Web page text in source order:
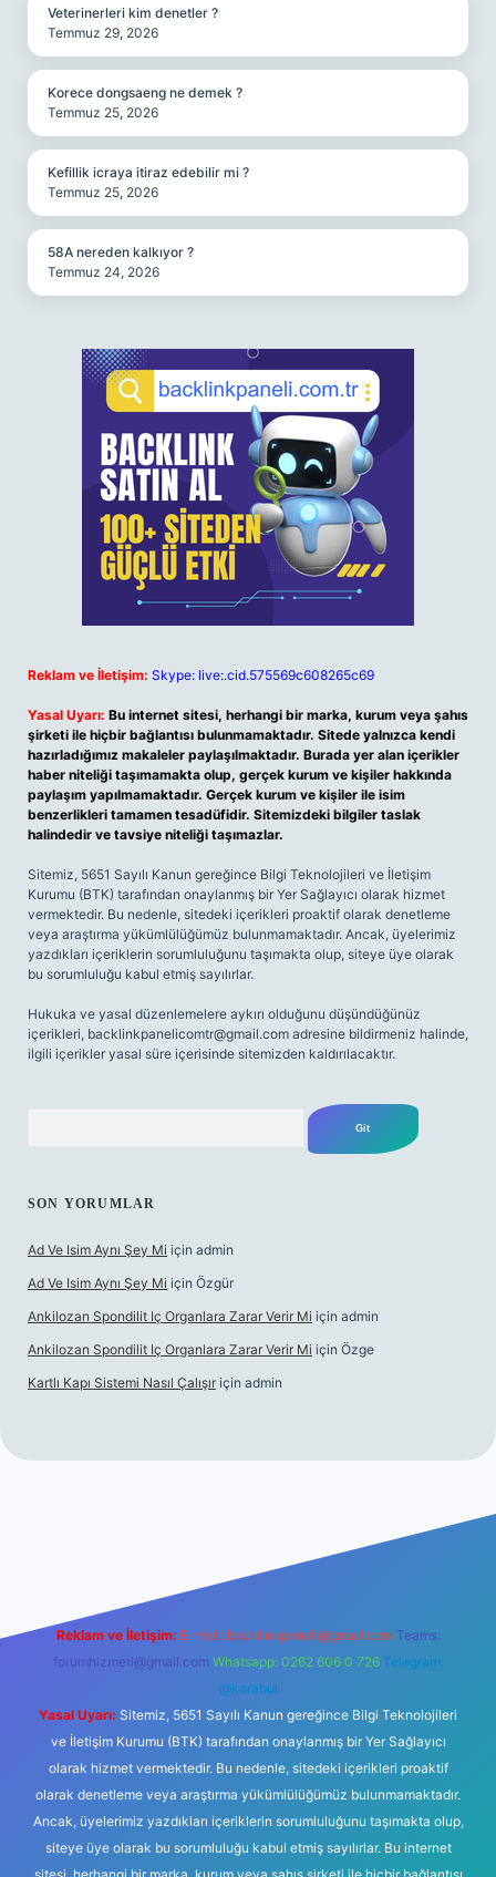
Veterinerleri kim denetler ?
Temmuz 29, 2026
Korece dongsaeng ne demek ?
Temmuz 25, 2026
Kefillik icraya itiraz edebilir mi ?
Temmuz 25, 2026
58A nereden kalkıyor ?
Temmuz 24, 2026
Reklam ve İletişim: Skype: live:.cid.575569c608265c69
Yasal Uyarı: Bu internet sitesi, herhangi bir marka, kurum veya şahıs
şirketi ile hiçbir bağlantısı bulunmamaktadır. Sitede yalnızca kendi
hazırladığımız makaleler paylaşılmaktadır. Burada yer alan içerikler
haber niteliği taşımamakta olup, gerçek kurum ve kişiler hakkında
paylaşım yapılmamaktadır. Gerçek kurum ve kişiler ile isim
benzerlikleri tamamen tesadüfidir. Sitemizdeki bilgiler taslak
halindedir ve tavsiye niteliği taşımazlar.
Sitemiz, 5651 Sayılı Kanun gereğince Bilgi Teknolojileri ve İletişim
Kurumu (BTK) tarafından onaylanmış bir Yer Sağlayıcı olarak hizmet
vermektedir. Bu nedenle, sitedeki içerikleri proaktif olarak denetleme
veya araştırma yükümlülüğümüz bulunmamaktadır. Ancak, üyelerimiz
yazdıkları içeriklerin sorumluluğunu taşımakta olup, siteye üye olarak
bu sorumluluğu kabul etmiş sayılırlar.
Hukuka ve yasal düzenlemelere aykırı olduğunu düşündüğünüz
içerikleri, backlinkpanelicomtr@gmail.com adresine bildirmeniz halinde,
ilgili içerikler yasal süre içerisinde sitemizden kaldırılacaktır.
SON YORUMLAR
Ad Ve Isim Aynı Şey Mi için admin
Ad Ve Isim Aynı Şey Mi için Özgür
Ankilozan Spondilit Iç Organlara Zarar Verir Mi için admin
Ankilozan Spondilit Iç Organlara Zarar Verir Mi için Özge
Kartlı Kapı Sistemi Nasıl Çalışır için admin
Reklam ve İletişim: E-mail: backlinkpaneli@gmail.com Teams:
forumhizmeti@gmail.com Whatsapp: 0262 606 0 726 Telegram:
@karabul
Yasal Uyarı: Sitemiz, 5651 Sayılı Kanun gereğince Bilgi Teknolojileri
ve İletişim Kurumu (BTK) tarafından onaylanmış bir Yer Sağlayıcı
olarak hizmet vermektedir. Bu nedenle, sitedeki içerikleri proaktif
olarak denetleme veya araştırma yükümlülüğümüz bulunmamaktadır.
Ancak, üyelerimiz yazdıkları içeriklerin sorumluluğunu taşımakta olup,
siteye üye olarak bu sorumluluğu kabul etmiş sayılırlar. Bu internet